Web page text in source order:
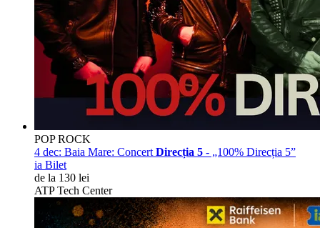
POP ROCK
4 dec: Baia Mare: Concert Direcția 5 - „100% Direcția 5”
ia Bilet
de la 130 lei
ATP Tech Center